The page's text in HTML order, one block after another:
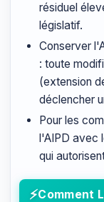
résiduel
législatif.
Conserver
: toute
(extension
déclencher
Pour les
l'AIPD avec
qui
Comment